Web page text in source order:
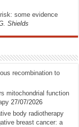
some evidence
Shields
recombination to
mitochondrial function
27/07/2026
body radiotherapy
breast cancer: a